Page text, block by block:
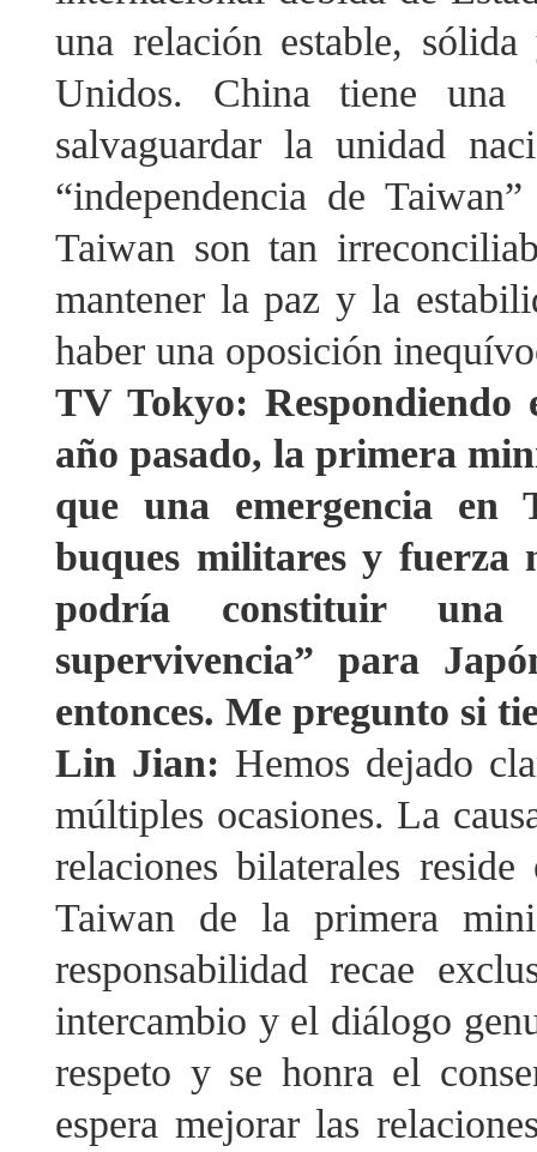
una relación estable,
Unidos. China tiene una
salvaguardar la unidad
“independencia de
Taiwan son tan
mantener la paz y la
haber una oposición
TV Tokyo:
año pasado, la primera
que una emergencia en
buques militares y fuerza
podría constituir una
supervivencia” para
entonces. Me pregunto si
Lin Jian: Hemos dejado
múltiples ocasiones. La
relaciones bilaterales
Taiwan de la primera
responsabilidad recae
intercambio y el diálogo
respeto y se honra el
espera mejorar las